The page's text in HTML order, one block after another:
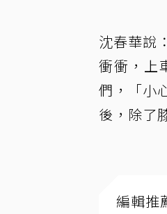
沈春華說
衝衝，上
們，「小
後，除了
編輯推